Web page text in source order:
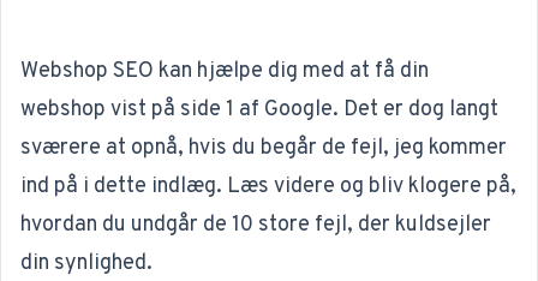
Webshop SEO kan hjælpe dig med at få din
webshop vist på side 1 af Google. Det er dog langt
sværere at opnå, hvis du begår de fejl, jeg kommer
ind på i dette indlæg. Læs videre og bliv klogere på,
hvordan du undgår de 10 store fejl, der kuldsejler
din synlighed.